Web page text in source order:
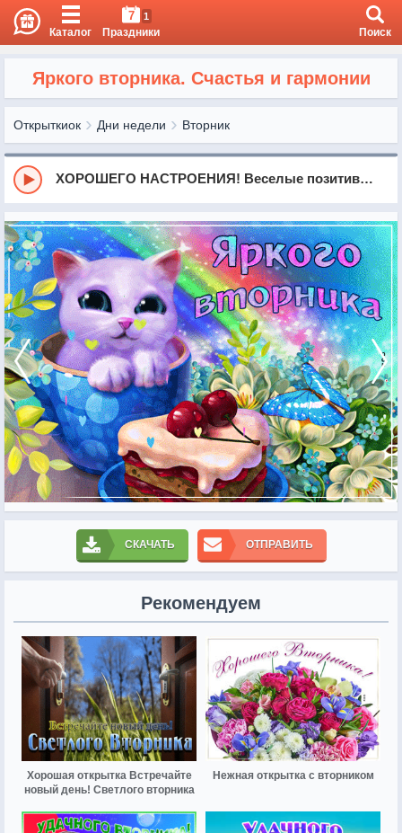
Каталог
7 1
Праздники Поиск
Яркого вторника. Счастья и гармонии
Открыткиок Дни недели Вторник
ХОРОШЕГО НАСТРОЕНИЯ! Веселые позитивные пожелания для друзей
СКАЧАТЬ ОТПРАВИТЬ
Рекомендуем
Хорошая открытка Встречайте
новый день! Светлого вторника
Нежная открытка с вторником